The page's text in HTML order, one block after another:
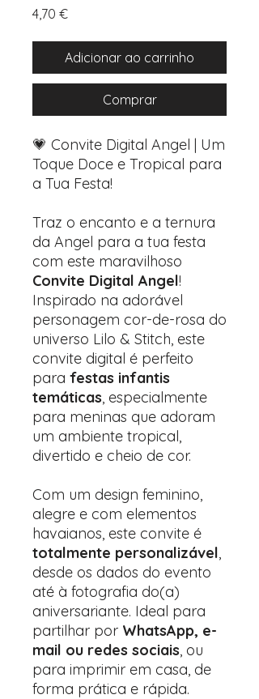
4,70 €Preço
Adicionar ao carrinho
Comprar
💗 Convite Digital Angel | Um
Toque Doce e Tropical para
a Tua Festa!
Traz o encanto e a ternura
da Angel para a tua festa
com este maravilhoso
Convite Digital Angel!
Inspirado na adorável
personagem cor-de-rosa do
universo Lilo & Stitch, este
convite digital é perfeito
para festas infantis
temáticas, especialmente
para meninas que adoram
um ambiente tropical,
divertido e cheio de cor.
Com um design feminino,
alegre e com elementos
havaianos, este convite é
totalmente personalizável,
desde os dados do evento
até à fotografia do(a)
aniversariante. Ideal para
partilhar por WhatsApp, e-
mail ou redes sociais, ou
para imprimir em casa, de
forma prática e rápida.